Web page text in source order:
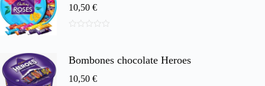
10,50 €
5
Bombones chocolate Heroes
10,50 €